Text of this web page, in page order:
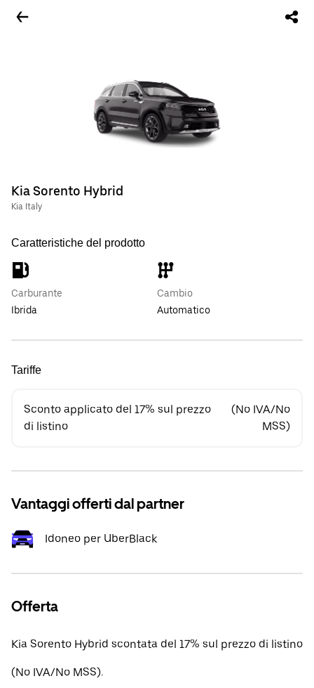
Kia Sorento Hybrid
Kia Italy
Caratteristiche del prodotto
Carburante
Ibrida
Cambio
Automatico
Tariffe
Sconto applicato del 17% sul prezzo
di listino
(No IVA/No
MSS)
Vantaggi offerti dal partner
Idoneo per UberBlack
Offerta
Kia Sorento Hybrid scontata del 17% sul prezzo di listino
(No IVA/No MSS).